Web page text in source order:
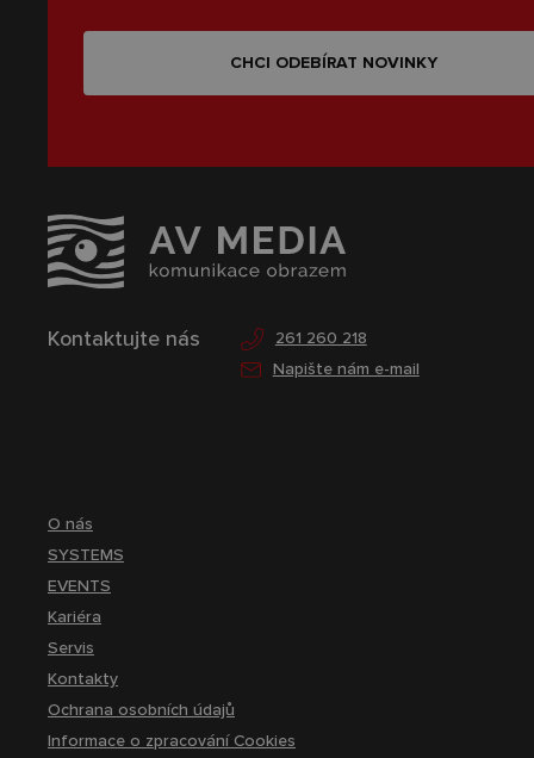
Kontaktujte nás
261 260 218
Napište nám e-mail
CHCI ODEBÍRAT NOVINKY
O nás
SYSTEMS
EVENTS
Kariéra
Servis
Kontakty
Ochrana osobních údajů
Informace o zpracování Cookies